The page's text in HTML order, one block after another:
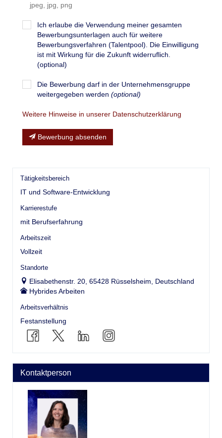
jpeg, jpg, png
Ich erlaube die Verwendung meiner gesamten
Bewerbungsunterlagen auch für weitere
Bewerbungsverfahren (Talentpool). Die Einwilligung
ist mit Wirkung für die Zukunft widerruflich.
(optional)
Die Bewerbung darf in der Unternehmensgruppe
weitergegeben werden (optional)
Weitere Hinweise in unserer Datenschutzerklärung
Bewerbung absenden
Tätigkeitsbereich
IT und Software-Entwicklung
Karrierestufe
mit Berufserfahrung
Arbeitszeit
Vollzeit
Standorte
Elisabethenstr. 20, 65428 Rüsselsheim, Deutschland
Hybrides Arbeiten
Arbeitsverhältnis
Festanstellung
Kontaktperson